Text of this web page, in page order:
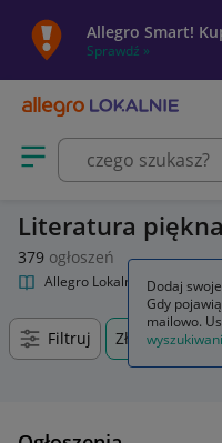
Allegro Smart!
Sprawdź »
Otwórz menu z kategoriami
Literatura
379 ogłoszeń
Allegro Lokalnie Kultura i
Filtruj Złotoryja,
Dodaj
Gdy
mailowo.